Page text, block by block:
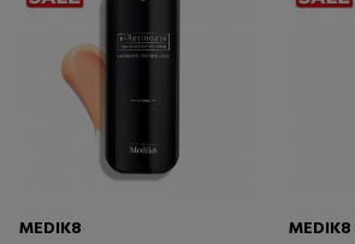
MEDIK8
MEDIK8